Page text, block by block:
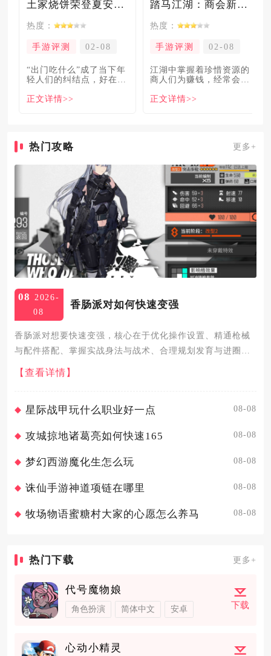
土家烧饼荣登夏安必吃榜？烧饼西施摇身成流量网红！
热度：
手游评测 02-08
“出门吃什么”成了当下年
轻人们的纠结点，好在美
解
正文详情>>
踏马江湖：商会新玩法坑惨奸商，拼多多砍一砍洗脑夏安！
热度：
手游评测 02-08
​江湖中掌握着珍惜资源的
商人们为赚钱，经常会让
倍，
正文详情>>
热门攻略 更多+
08
2026-
08
香肠派对如何快速变强
香肠派对想要快速变强，核心在于优化操作设置、精通枪械
与配件搭配、掌握实战身法与战术、合理规划发育与进圈节
奏，再通过持续的针对性训练，就能快速提升实战水平，稳
定打出高排名与高淘汰战绩。先从基础操作与设置入手，这
【查看详情】
星际战甲玩什么职业好一点 08-08
攻城掠地诸葛亮如何快速165 08-08
梦幻西游魔化生怎么玩 08-08
诛仙手游神道项链在哪里 08-08
牧场物语蜜糖村大家的心愿怎么养马 08-08
热门下载 更多+
代号魔物娘
角色扮演 简体中文 安卓 下载
心动小精灵